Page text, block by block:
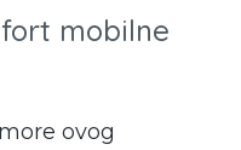
mobilne
ovog